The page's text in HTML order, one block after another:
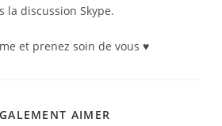
la discussion Skype.
et prenez soin de vous ♥️
AIMER